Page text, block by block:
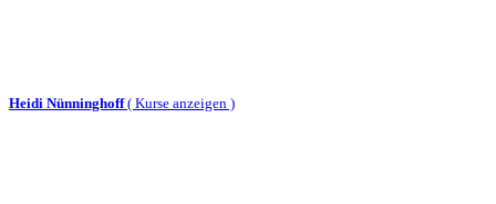
Heidi Nünninghoff( Kurse anzeigen )